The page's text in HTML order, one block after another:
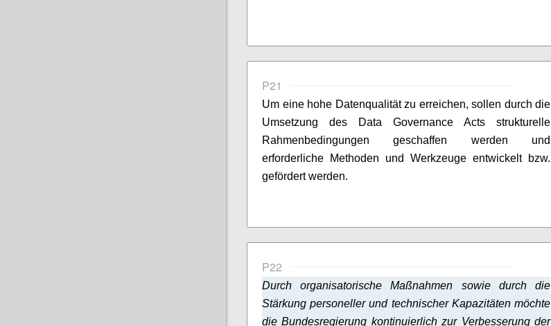
P21
Um eine hohe Datenqualität zu erreichen, sollen durch die
Umsetzung des Data Governance Acts strukturelle
Rahmenbedingungen geschaffen werden und
erforderliche Methoden und Werkzeuge entwickelt bzw.
gefördert werden.
P22
Durch organisatorische Maßnahmen sowie durch die
Stärkung personeller und technischer Kapazitäten möchte
die Bundesregierung kontinuierlich zur Verbesserung der